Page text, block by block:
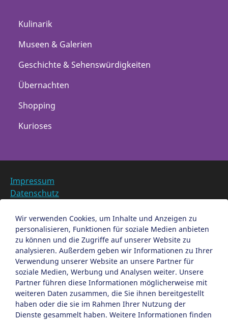
Kulinarik
Museen & Galerien
Geschichte & Sehenswürdigkeiten
Übernachten
Shopping
Kurioses
Impressum
Datenschutz
Datenschutzeinstellungen anpassen
EN
Ein Projekt der Congress- und Tourismus-Zentrale
Nürnberg
Facebook
X Instagram
Wir verwenden Cookies, um Inhalte und Anzeigen zu
personalisieren, Funktionen für soziale Medien anbieten
zu können und die Zugriffe auf unserer Website zu
analysieren. Außerdem geben wir Informationen zu Ihrer
Verwendung unserer Website an unsere Partner für
soziale Medien, Werbung und Analysen weiter. Unsere
Partner führen diese Informationen möglicherweise mit
weiteren Daten zusammen, die Sie ihnen bereitgestellt
haben oder die sie im Rahmen Ihrer Nutzung der
Dienste gesammelt haben. Weitere Informationen finden